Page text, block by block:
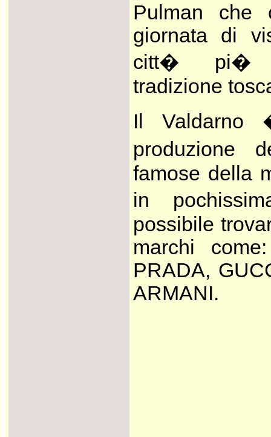
Pulman che
giornata di
citt� pi�
tradizione
Il
produzione
famose della
in
possibile
marchi
PRADA,
ARMANI.